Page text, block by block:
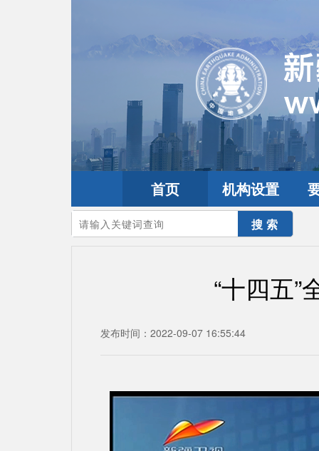
首页 机构设置
您的当前位置：首页>互动交流
“十四五
发布时间：2022-09-07 16:55:44